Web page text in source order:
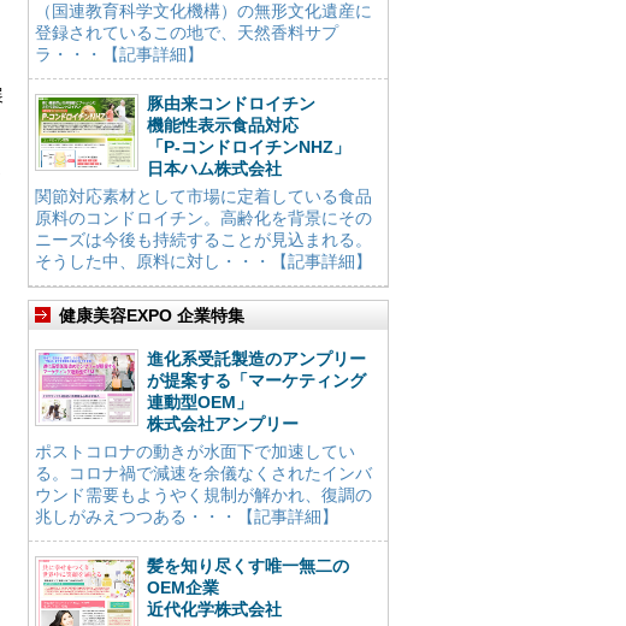
（国連教育科学文化機構）の無形文化遺産に
登録されているこの地で、天然香料サプ
ラ・・・【記事詳細】
豚由来コンドロイチン
機能性表示食品対応
「P-コンドロイチンNHZ」
日本ハム株式会社
関節対応素材として市場に定着している食品
原料のコンドロイチン。高齢化を背景にその
ニーズは今後も持続することが見込まれる。
そうした中、原料に対し・・・【記事詳細】
健康美容EXPO 企業特集
進化系受託製造のアンプリー
が提案する「マーケティング
連動型OEM」
株式会社アンプリー
ポストコロナの動きが水面下で加速してい
る。コロナ禍で減速を余儀なくされたインバ
ウンド需要もようやく規制が解かれ、復調の
兆しがみえつつある・・・【記事詳細】
髪を知り尽くす唯一無二の
OEM企業
近代化学株式会社